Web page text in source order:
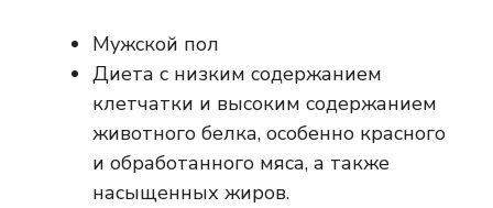
Мужской пол
Диета с низким содержанием
клетчатки и высоким содержанием
животного белка, особенно красного
и обработанного мяса, а также
насыщенных жиров.